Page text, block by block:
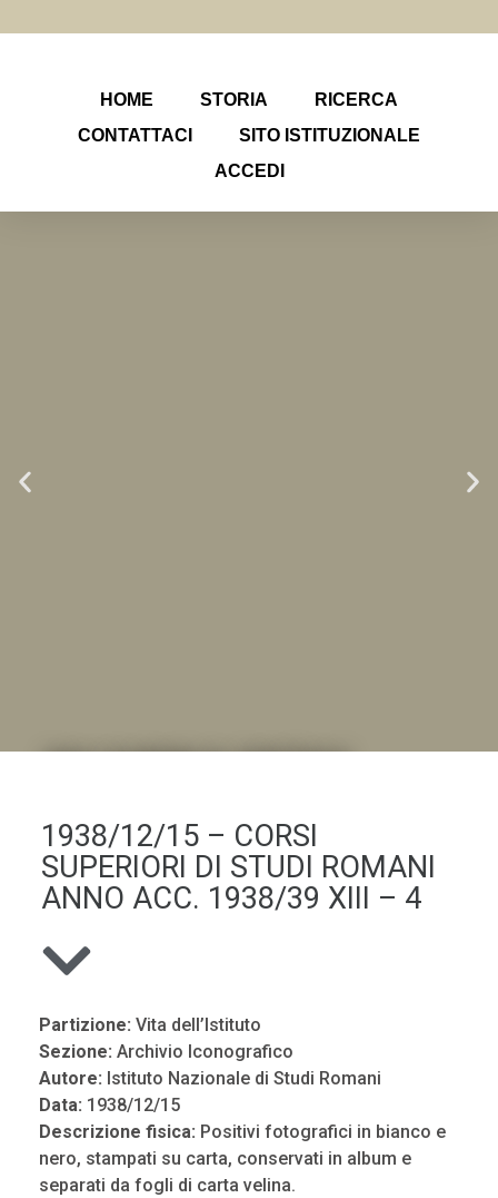
HOME STORIA
RICERCA
CONTATTACI
SITO ISTITUZIONALE
ACCEDI
.LA "VITA DELL'ISTITUTO" ATTRAVERSO LE IMMAGINI
1938/12/15 – CORSI
SUPERIORI DI STUDI ROMANI
ANNO ACC. 1938/39 XIII – 4
Partizione: Vita dell’Istituto
Sezione: Archivio Iconografico
Autore: Istituto Nazionale di Studi Romani
Data: 1938/12/15
Descrizione fisica: Positivi fotografici in bianco e
nero, stampati su carta, conservati in album e
separati da fogli di carta velina.